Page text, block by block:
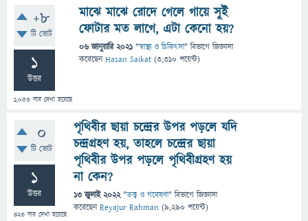
+8
টি ভোট
1
উত্তর
1,053 বার দেখা হয়েছে
মাঝে মাঝে রোদে গেলে গায়ে সুই
ফোটার মত লাগে, এটা কেনো হয়?
06 জানুয়ারি 2021 "স্বাস্থ্য ও চিকিৎসা" বিভাগে জিজ্ঞাসা
করেছেনHasan Saikat (3,310 পয়েন্ট)
0
টি ভোট
1
উত্তর
423 বার দেখা হয়েছে
পৃথিবীর ছায়া চন্দ্রের উপর পড়লে যদি
চন্দ্রগ্রহণ হয়, তাহলে চন্দ্রের ছায়া
পৃথিবীর উপর পড়লে পৃথিবীগ্রহণ হয়
না কেন?
13 জুলাই 2022 "তত্ত্ব ও গবেষণা" বিভাগে জিজ্ঞাসা
করেছেনReyajur Rahman (9,290 পয়েন্ট)